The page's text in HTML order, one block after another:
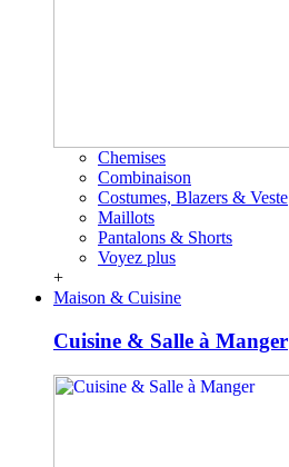
Chemises
Combinaison
Costumes, Blazers & Veste
Maillots
Pantalons & Shorts
Voyez plus
+
Maison & Cuisine
Cuisine & Salle à Manger